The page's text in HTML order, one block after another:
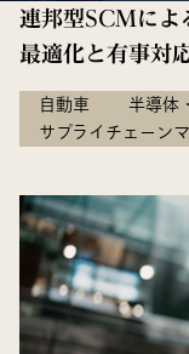
連邦型SCMによ
最適化と有事対
自動車 半導体
サプライチェーン